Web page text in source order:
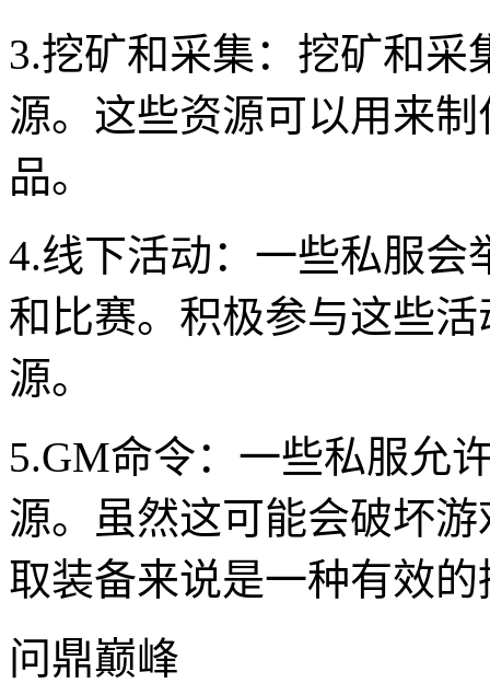
3.挖矿和采集：挖矿和
源。这些资源可以用来
品。
4.线下活动：一些私服会
和比赛。积极参与这些
源。
5.GM命令：一些私服允
源。虽然这可能会破坏
取装备来说是一种有效的
问鼎巅峰